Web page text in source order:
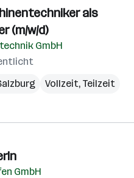
als
(m/w/d)
GmbH
Vollzeit, Teilzeit
GmbH